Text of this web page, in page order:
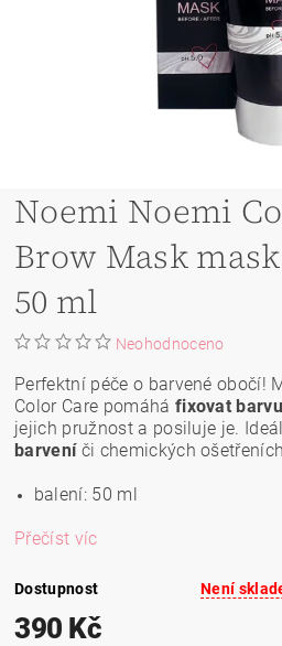
Noemi Noemi
Brow Mask
50 ml
Neohodnoceno
Perfektní péče o barvené obočí!
Color Care pomáhá fixovat
jejich pružnost a posiluje je.
barveníči chemických
balení: 50 ml
Přečíst víc
Dostupnost Není
390 Kč